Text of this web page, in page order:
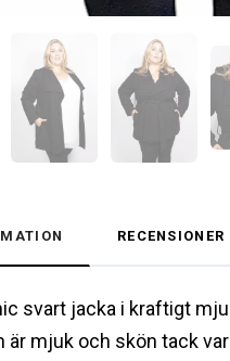
RECENSIONER
svart jacka i kraftigt
är mjuk och skön tack